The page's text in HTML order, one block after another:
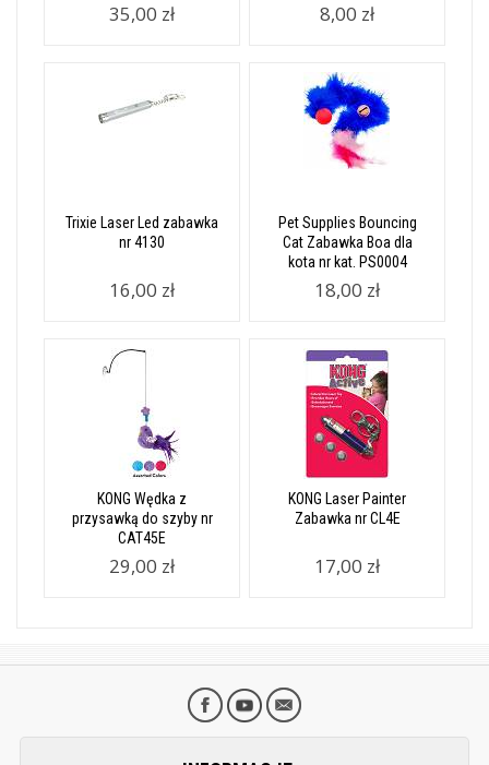
35,00 zł 8,00 zł
Trixie Laser Led zabawka
nr 4130
16,00 zł
Pet Supplies Bouncing
Cat Zabawka Boa dla
kota nr kat. PS0004
18,00 zł
KONG Wędka z
przysawką do szyby nr
CAT45E
29,00 zł
KONG Laser Painter
Zabawka nr CL4E
17,00 zł